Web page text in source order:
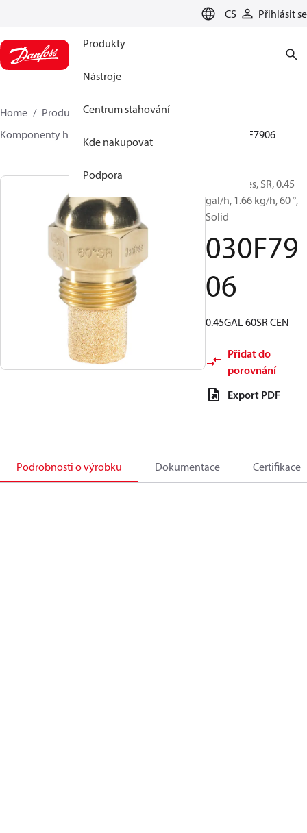
CS Přihlásit se
Produkty
Nástroje
Centrum stahování
Kde nakupovat
Podpora
Home Produkty
Climate Solutions pro vytápění
Komponenty hořáků
030F7906
Oil Nozzles, SR, 0.45
gal/h, 1.66 kg/h, 60 °,
Solid
030F79
06
0.45GAL 60SR CEN
Přidat do
porovnání
Export PDF
Podrobnosti o výrobku Dokumentace Certifikace